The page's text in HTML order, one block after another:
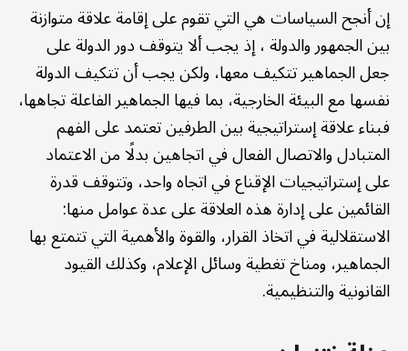
إن أنجح السياسات هي التي تقوم على إقامة علاقة متوازنة
بين الجمهور والدولة ، إذ يجب ألا يتوقف دور الدولة على
جعل الجماهير تتكيف معها، ولكن يجب أن تتكيف الدولة
نفسها مع البيئة الخارجية، بما فيها الجماهير الفاعلة تجاهها،
فبناء علاقة إستراتيجية بين الطرفين تعتمد على الفهم
المتبادل والاتصال الفعال في اتجاهين بدلًا من الاعتماد
على إستراتيجيات الإقناع في اتجاه واحد، وتتوقف قدرة
القائمين على إدارة هذه العلاقة على عدة عوامل منها:
الاستقلالية في اتخاذ القرار، والقوة والأهمية التي تتمتع بها
الجماهير، ومناخ تغطية وسائل الإعلام، وكذلك القيود
القانونية والتنظيمية.